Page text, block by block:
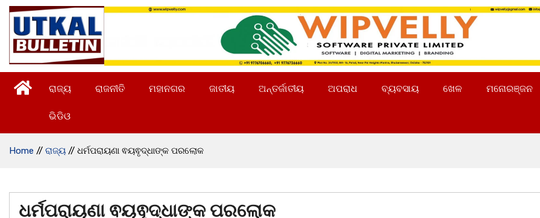
ରାଜ୍ୟ ରାଜନୀତି ମହାନଗର ଜାତୀୟ ଅନ୍ତର୍ଜାତୀୟ ଅପରାଧ ବ୍ୟବସାୟ ଖେଳ ମନୋରଞ୍ଜନ
ଭିଡିଓ
Home // ରାଜ୍ୟ // ଧର୍ମପରାୟଣା ଵୟଵୃଦ୍ଧାଙ୍କ ପରଲୋକ
ଧର୍ମପରାୟଣା ଵୟଵୃଦ୍ଧାଙ୍କ ପରଲୋକ